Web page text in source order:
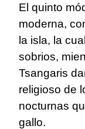
El quinto
moderna,
la isla, la
sobrios,
Tsangaris
religioso de
nocturnas
gallo.